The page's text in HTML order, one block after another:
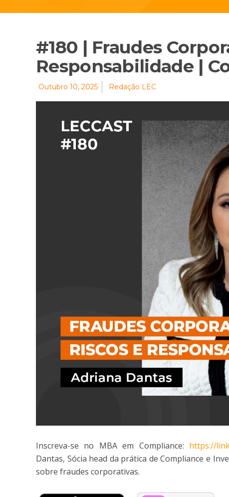
#180 | Fraudes
Responsabilidade |
Outubro 10, 2025 Redação LEC
Inscreva-se no MBA em Compliance: https://
Dantas, Sócia head da prática de Compliance e
sobre fraudes corporativas.